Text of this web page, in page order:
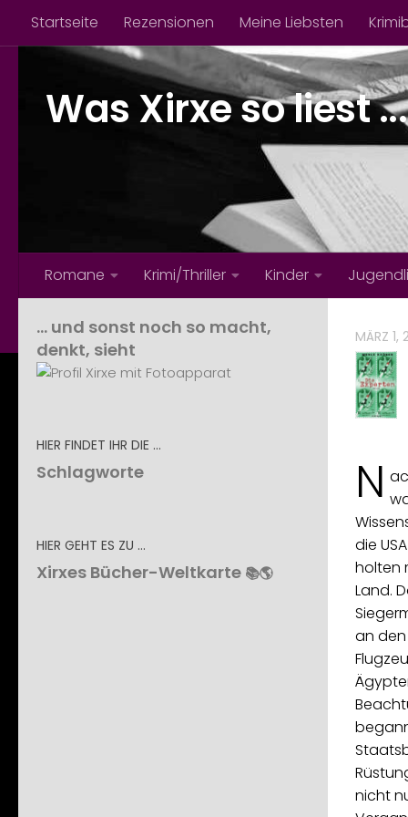
Zum Inhalt springen
Startseite Rezensionen Meine Liebsten
Was Xirxe so liest ...
Romane Krimi/Thriller Kinder
MÄRZ 1,
N
die
holten
Land.
an
nicht
… und sonst noch so macht,
denkt, sieht
HIER FINDET IHR DIE …
Schlagworte
HIER GEHT ES ZU …
Xirxes Bücher-Weltkarte 📚🌎